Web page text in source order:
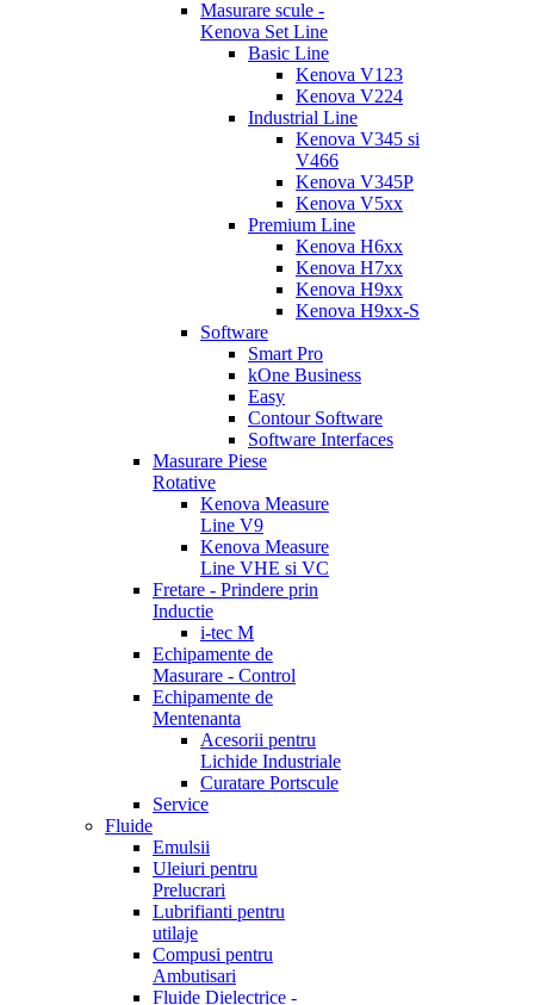
Masurare scule -
Kenova Set Line
Basic Line
Kenova V123
Kenova V224
Industrial Line
Kenova V345 si
V466
Kenova V345P
Kenova V5xx
Premium Line
Kenova H6xx
Kenova H7xx
Kenova H9xx
Kenova H9xx-S
Software
Smart Pro
kOne Business
Easy
Contour Software
Software Interfaces
Masurare Piese
Rotative
Kenova Measure
Line V9
Kenova Measure
Line VHE si VC
Fretare - Prindere prin
Inductie
i-tec M
Echipamente de
Masurare - Control
Echipamente de
Mentenanta
Acesorii pentru
Lichide Industriale
Curatare Portscule
Service
Fluide
Emulsii
Uleiuri pentru
Prelucrari
Lubrifianti pentru
utilaje
Compusi pentru
Ambutisari
Fluide Dielectrice -